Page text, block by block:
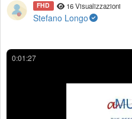
FHD 16 Visualizzazioni
Stefano Longo
0:01:27